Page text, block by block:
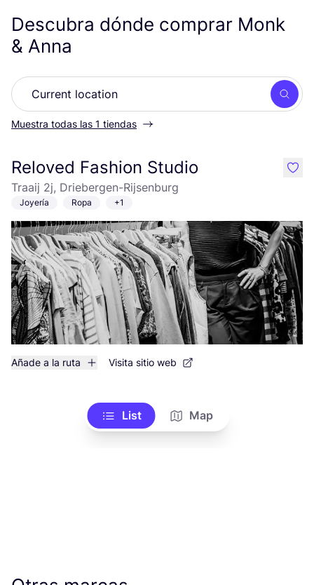
Descubra dónde comprar Monk
& Anna
Muestra todas las 1 tiendas
Reloved Fashion Studio
Traaij 2j, Driebergen-Rijsenburg
Joyería Ropa +1
Añade a la ruta Visita sitio web
like
List Map